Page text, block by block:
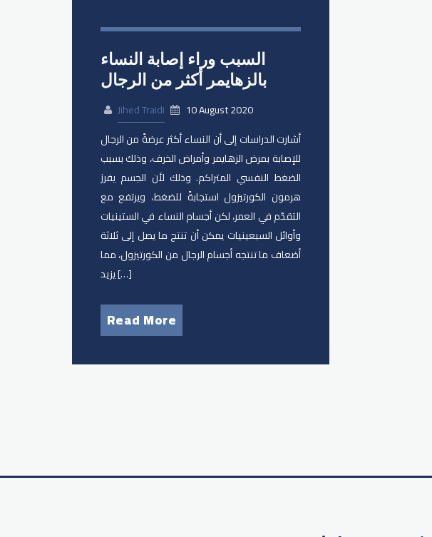
السبب وراء إصابة النساء
بالزهايمر أكثر من الرجال
Jihed Traidi
10 August 2020
أشارت الدراسات إلى أن النساء أكثر عرضةً من الرجال
للإصابة بمرض الزهايمر وأمراض الخرف، وذلك بسبب
الضغط النفسي المتراكم. وذلك لأن الجسم يفرز
هرمون الكورتيزول استجابةً للضغط، ويرتفع مع
التقدّم في العمر، لكن أجسام النساء في الستينيات
وأوائل السبعينيات يمكن أن تنتج ما يصل إلى ثلاثة
أضعاف ما تنتجه أجسام الرجال من الكورتيزول، مما
يزيد […]
Read More